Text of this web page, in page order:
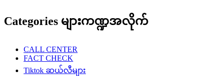
Categories များကဏ္ဍအလိုက်
CALL CENTER
FACT CHECK
Tiktok ဆယ်လီများ